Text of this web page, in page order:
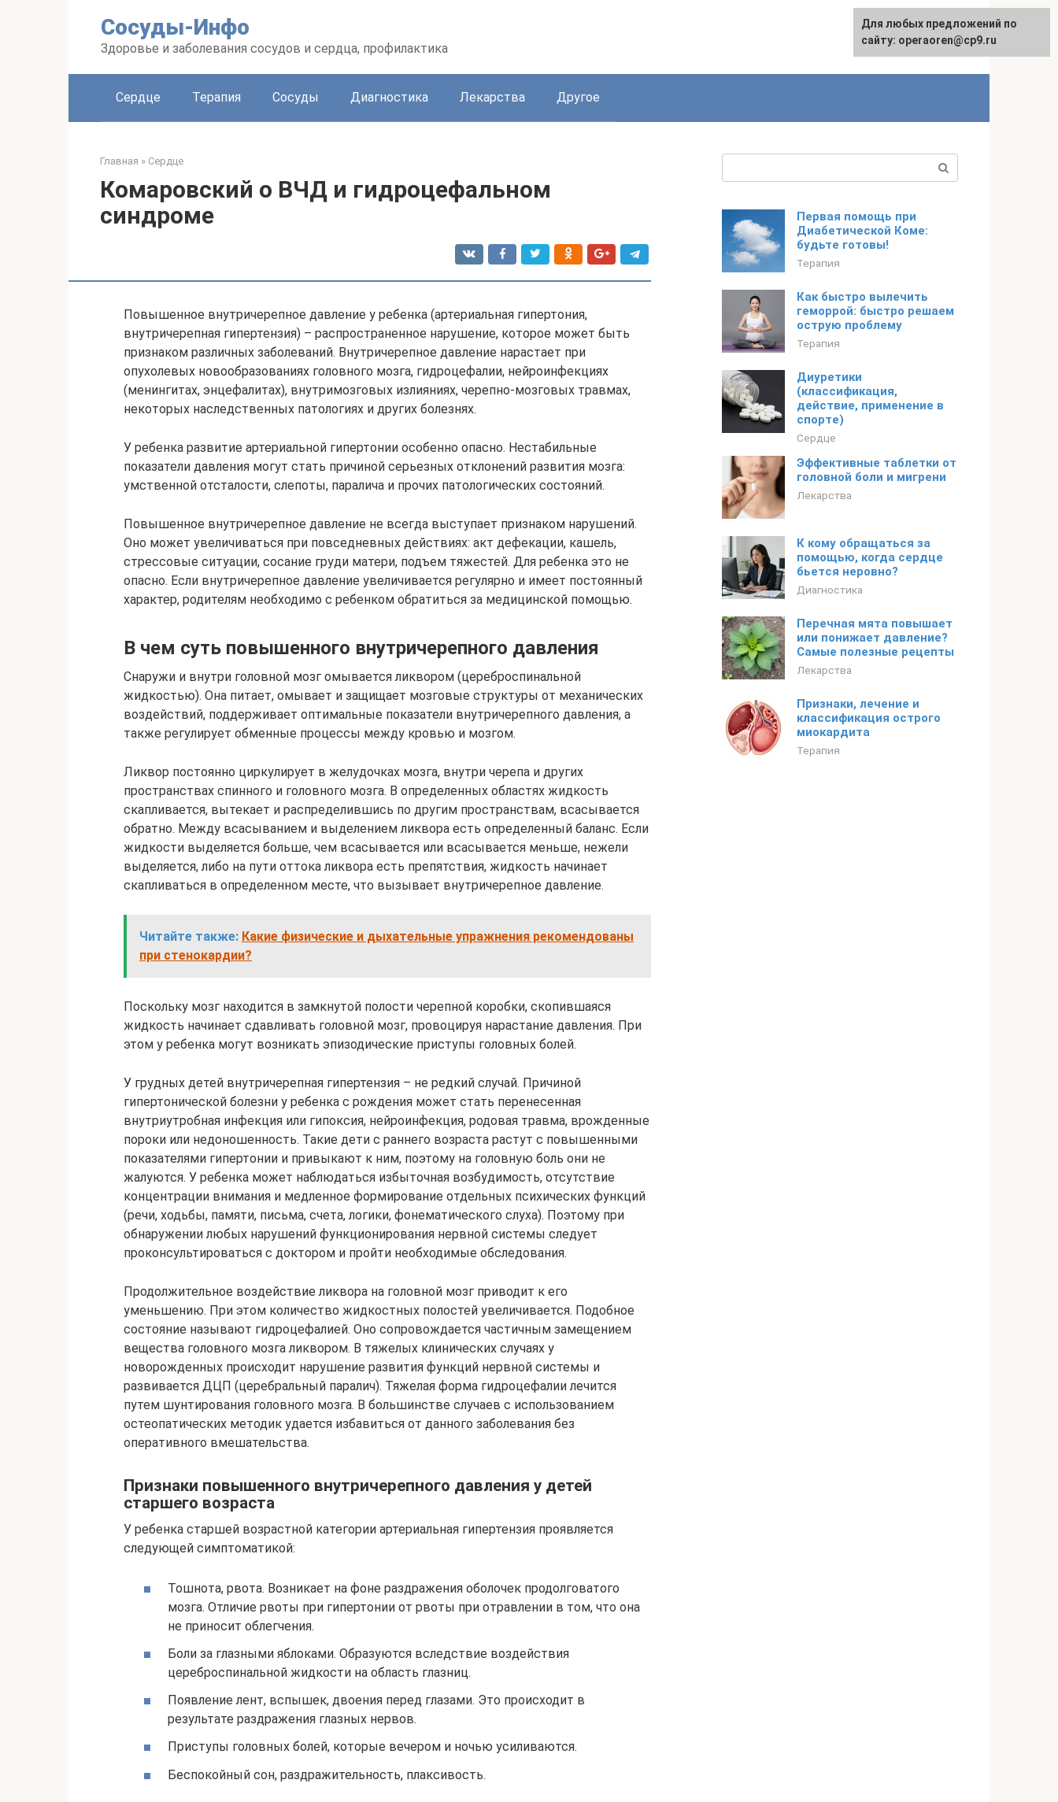
Сосуды-Инфо
Здоровье и заболевания сосудов и сердца, профилактика
Сердце Терапия Сосуды Диагностика Лекарства Другое
Главная » Сердце
Комаровский о ВЧД и гидроцефальном
синдроме
Повышенное внутричерепное давление у ребенка (артериальная гипертония,
внутричерепная гипертензия) – распространенное нарушение, которое может быть
признаком различных заболеваний. Внутричерепное давление нарастает при
опухолевых новообразованиях головного мозга, гидроцефалии, нейроинфекциях
(менингитах, энцефалитах), внутримозговых излияниях, черепно-мозговых травмах,
некоторых наследственных патологиях и других болезнях.
У ребенка развитие артериальной гипертонии особенно опасно. Нестабильные
показатели давления могут стать причиной серьезных отклонений развития мозга:
умственной отсталости, слепоты, паралича и прочих патологических состояний.
Повышенное внутричерепное давление не всегда выступает признаком нарушений.
Оно может увеличиваться при повседневных действиях: акт дефекации, кашель,
стрессовые ситуации, сосание груди матери, подъем тяжестей. Для ребенка это не
опасно. Если внутричерепное давление увеличивается регулярно и имеет постоянный
характер, родителям необходимо с ребенком обратиться за медицинской помощью.
В чем суть повышенного внутричерепного давления
Снаружи и внутри головной мозг омывается ликвором (цереброспинальной
жидкостью). Она питает, омывает и защищает мозговые структуры от механических
воздействий, поддерживает оптимальные показатели внутричерепного давления, а
также регулирует обменные процессы между кровью и мозгом.
Ликвор постоянно циркулирует в желудочках мозга, внутри черепа и других
пространствах спинного и головного мозга. В определенных областях жидкость
скапливается, вытекает и распределившись по другим пространствам, всасывается
обратно. Между всасыванием и выделением ликвора есть определенный баланс. Если
жидкости выделяется больше, чем всасывается или всасывается меньше, нежели
выделяется, либо на пути оттока ликвора есть препятствия, жидкость начинает
скапливаться в определенном месте, что вызывает внутричерепное давление.
Читайте также: Какие физические и дыхательные упражнения рекомендованы
при стенокардии?
Поскольку мозг находится в замкнутой полости черепной коробки, скопившаяся
жидкость начинает сдавливать головной мозг, провоцируя нарастание давления. При
этом у ребенка могут возникать эпизодические приступы головных болей.
У грудных детей внутричерепная гипертензия – не редкий случай. Причиной
гипертонической болезни у ребенка с рождения может стать перенесенная
внутриутробная инфекция или гипоксия, нейроинфекция, родовая травма, врожденные
пороки или недоношенность. Такие дети с раннего возраста растут с повышенными
показателями гипертонии и привыкают к ним, поэтому на головную боль они не
жалуются. У ребенка может наблюдаться избыточная возбудимость, отсутствие
концентрации внимания и медленное формирование отдельных психических функций
(речи, ходьбы, памяти, письма, счета, логики, фонематического слуха). Поэтому при
обнаружении любых нарушений функционирования нервной системы следует
проконсультироваться с доктором и пройти необходимые обследования.
Продолжительное воздействие ликвора на головной мозг приводит к его
уменьшению. При этом количество жидкостных полостей увеличивается. Подобное
состояние называют гидроцефалией. Оно сопровождается частичным замещением
вещества головного мозга ликвором. В тяжелых клинических случаях у
новорожденных происходит нарушение развития функций нервной системы и
развивается ДЦП (церебральный паралич). Тяжелая форма гидроцефалии лечится
путем шунтирования головного мозга. В большинстве случаев с использованием
остеопатических методик удается избавиться от данного заболевания без
оперативного вмешательства.
Признаки повышенного внутричерепного давления у детей
старшего возраста
У ребенка старшей возрастной категории артериальная гипертензия проявляется
следующей симптоматикой:
Тошнота, рвота. Возникает на фоне раздражения оболочек продолговатого
мозга. Отличие рвоты при гипертонии от рвоты при отравлении в том, что она
не приносит облегчения.
Боли за глазными яблоками. Образуются вследствие воздействия
цереброспинальной жидкости на область глазниц.
Появление лент, вспышек, двоения перед глазами. Это происходит в
результате раздражения глазных нервов.
Приступы головных болей, которые вечером и ночью усиливаются.
Беспокойный сон, раздражительность, плаксивость.
Первая помощь при
Диабетической Коме:
будьте готовы!
Терапия
Как быстро вылечить
геморрой: быстро решаем
острую проблему
Терапия
Диуретики
(классификация,
действие, применение в
спорте)
Сердце
Эффективные таблетки от
головной боли и мигрени
Лекарства
К кому обращаться за
помощью, когда сердце
бьется неровно?
Диагностика
Перечная мята повышает
или понижает давление?
Самые полезные рецепты
Лекарства
Признаки, лечение и
классификация острого
миокардита
Терапия
Для любых предложений по
сайту: operaoren@cp9.ru